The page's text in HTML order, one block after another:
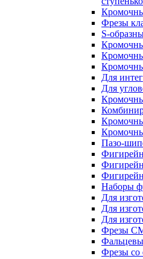
Фрезы
S-
Для
Для
Пазо-
Наборы
Для
Для
Для
Фрезы
Фрезы со